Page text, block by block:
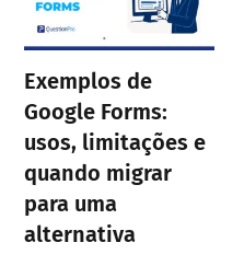
Exemplos de
Google Forms:
usos, limitações e
quando migrar
para uma
alternativa